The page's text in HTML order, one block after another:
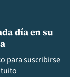
día en su
para suscribirse